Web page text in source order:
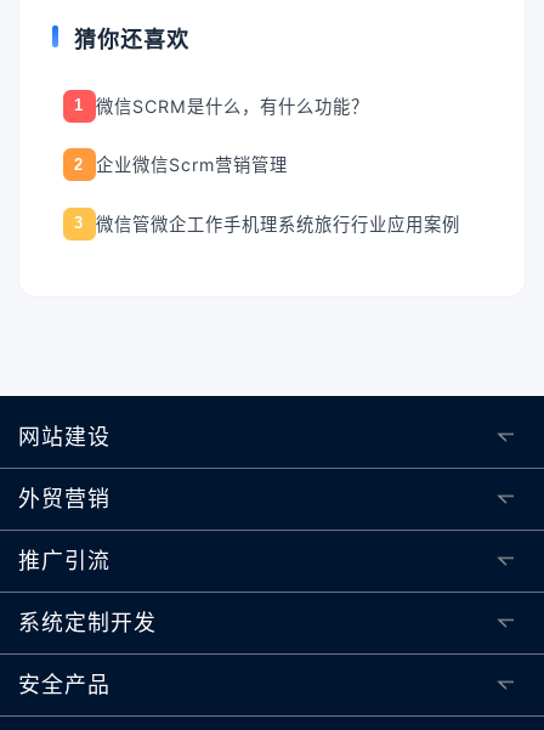
猜你还喜欢
1 微信SCRM是什么，有什么功能？
2 企业微信Scrm营销管理
3 微信管微企工作手机理系统旅行行业应用案例
网站建设
外贸营销
推广引流
系统定制开发
安全产品